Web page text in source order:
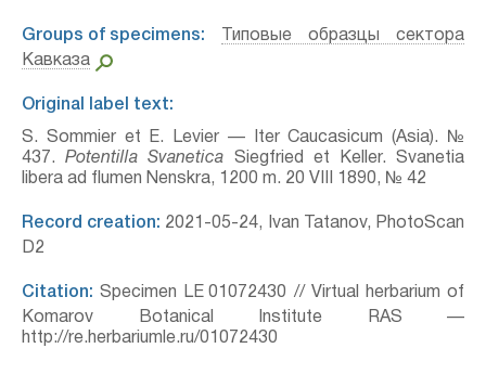
Groups of specimens:
Типовые образцы сектора
Кавказа
Original label text:
S. Sommier et E. Levier — Iter Caucasicum (Asia). №
437.Potentilla Svanetica Siegfried et Keller. Svanetia
libera ad flumen Nenskra, 1200 m. 20 VIII 1890, № 42
Record creation: 2021-05-24, Ivan Tatanov, PhotoScan
D2
Citation: Specimen LE 01072430 // Virtual herbarium of
Komarov Botanical Institute RAS —
http://re.herbariumle.ru/01072430